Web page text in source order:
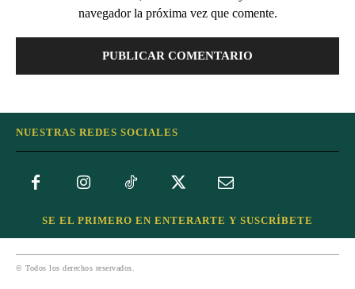
navegador la próxima vez que comente.
NUESTRAS REDES SOCIALES
SE EL PRIMERO EN ENTERARTE Y SUSCRÍBETE
© Todos los derechos reservados.